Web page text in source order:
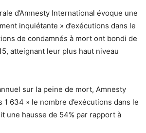
d’Amnesty International évoque une
inquiétante » d’exécutions dans le
de condamnés à mort ont bondi de
atteignant leur plus haut niveau
sur la peine de mort, Amnesty
1 634 » le nombre d’exécutions dans le
une hausse de 54% par rapport à